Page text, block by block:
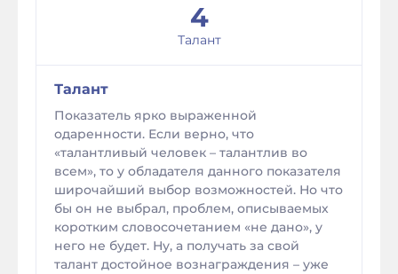
4
Талант
Талант
Показатель ярко выраженной
одаренности. Если верно, что
«талантливый человек – талантлив во
всем», то у обладателя данного показателя
широчайший выбор возможностей. Но что
бы он не выбрал, проблем, описываемых
коротким словосочетанием «не дано», у
него не будет. Ну, а получать за свой
талант достойное вознаграждения – уже